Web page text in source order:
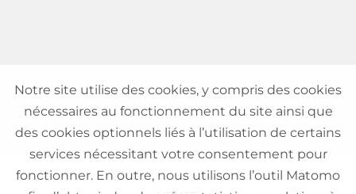
Notre site utilise des cookies, y compris des cookies
nécessaires au fonctionnement du site ainsi que
des cookies optionnels liés à l’utilisation de certains
services nécessitant votre consentement pour
fonctionner. En outre, nous utilisons l’outil Matomo